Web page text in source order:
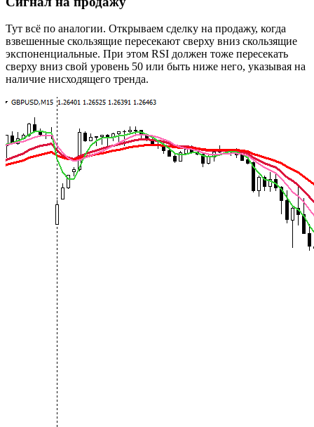
Тут всё по аналогии. Открываем сделку на продажу, когда
взвешенные скользящие пересекают сверху вниз скользящие
экспоненциальные. При этом RSI должен тоже пересекать
сверху вниз свой уровень 50 или быть ниже него, указывая на
наличие нисходящего тренда.